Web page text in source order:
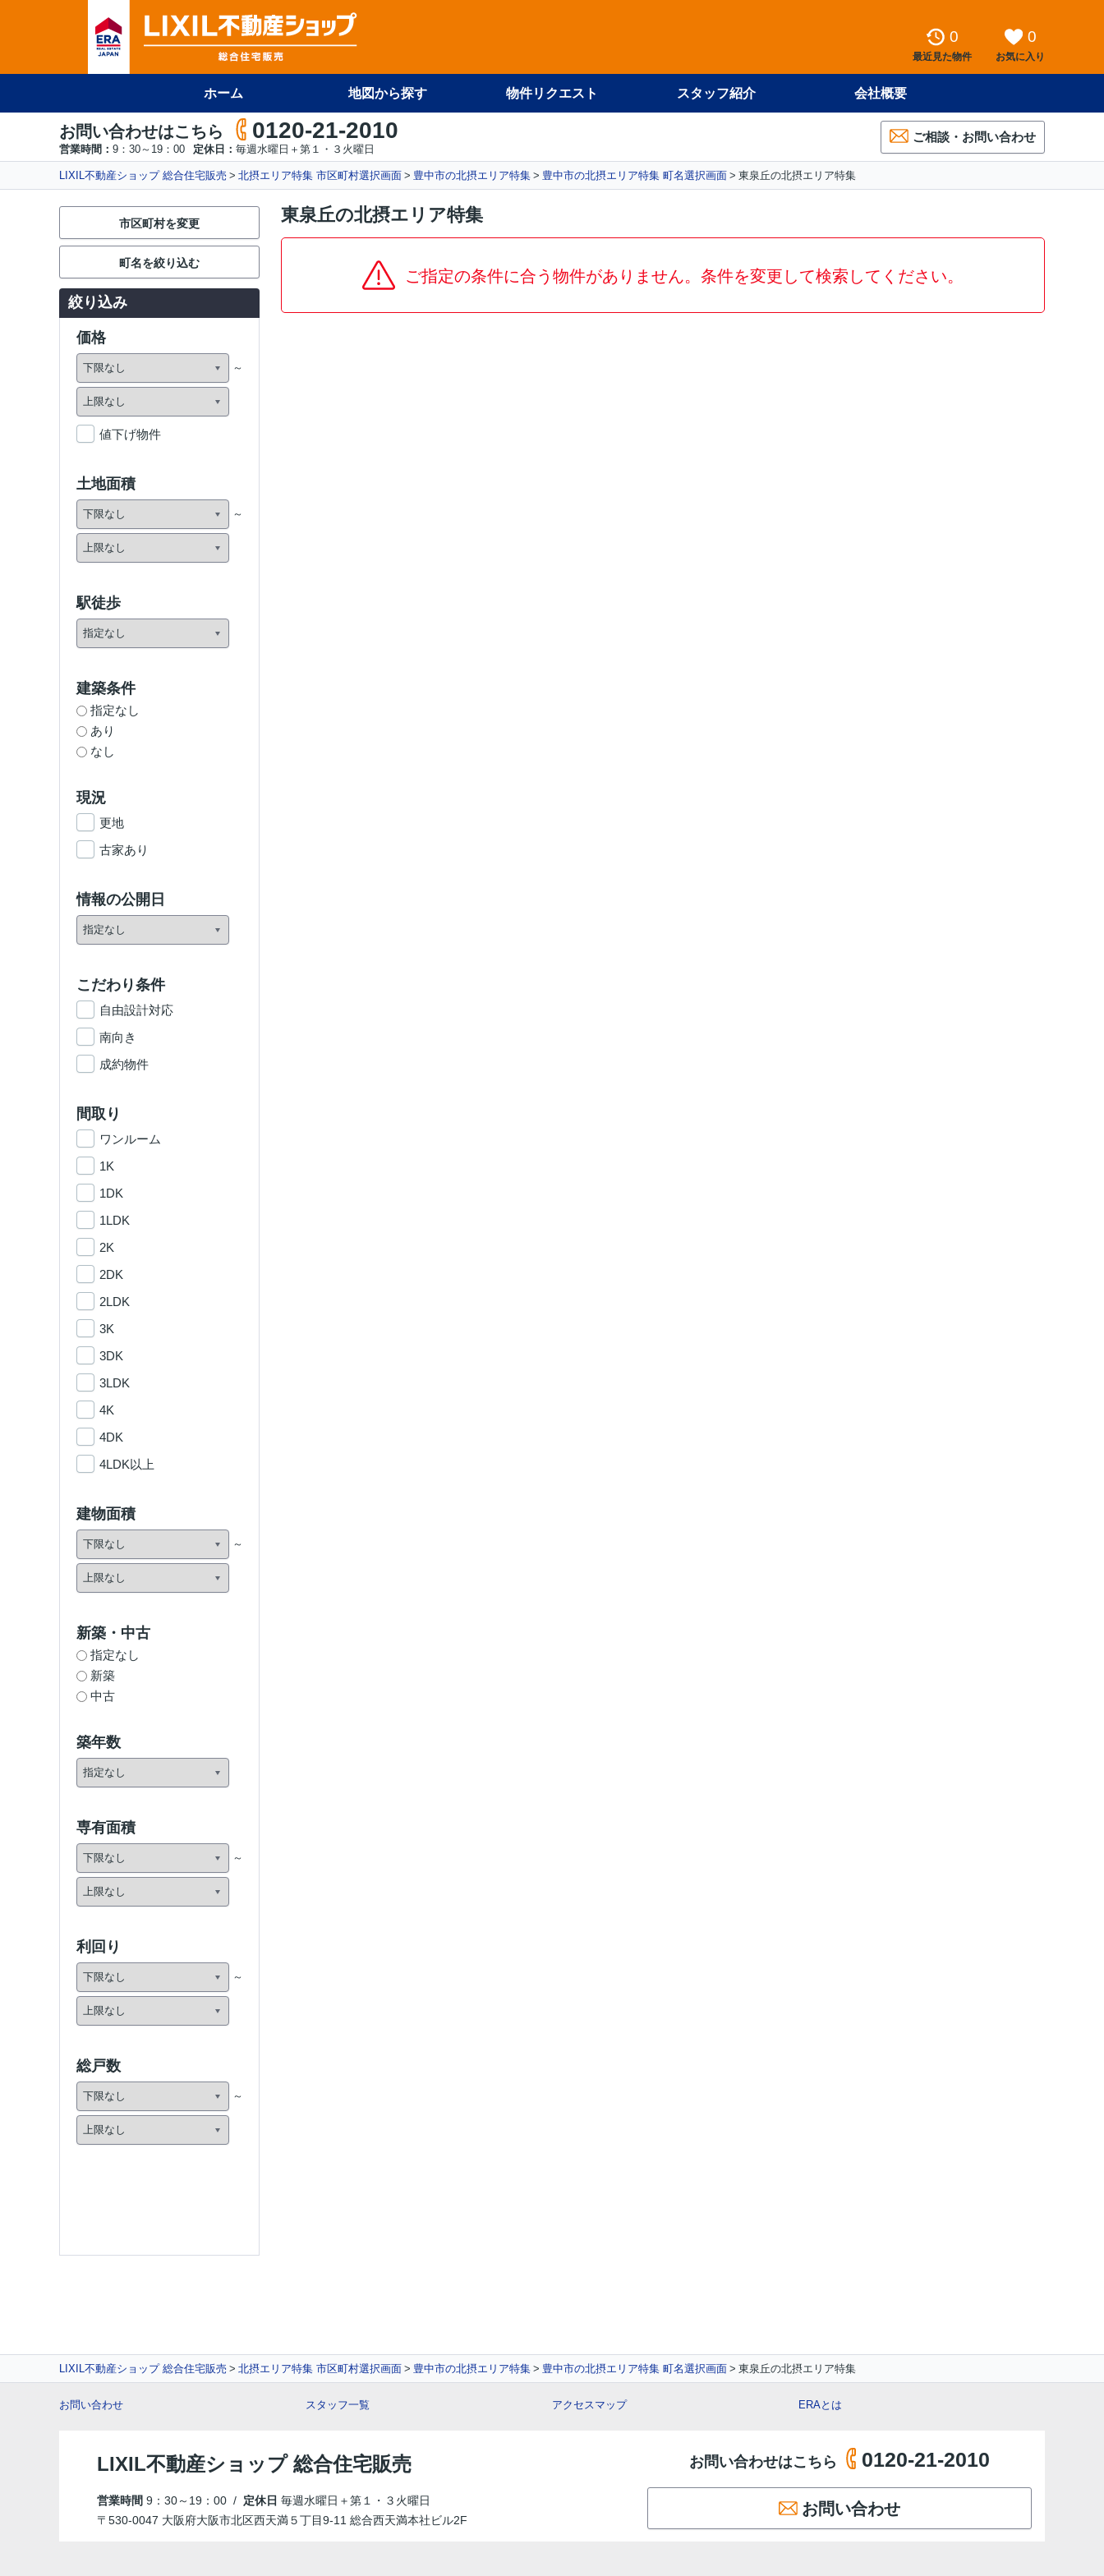
0
最近見た物件
0
お気に入り
ホーム 地図から探す 物件リクエスト スタッフ紹介 会社概要
お問い合わせはこちら 0120-21-2010
営業時間： 9：30～19：00 定休日： 毎週水曜日＋第１・３火曜日
ご相談・お問い合わせ
LIXIL不動産ショップ 総合住宅販売 北摂エリア特集 市区町村選択画面 豊中市の北摂エリア特集 豊中市の北摂エリア特集 町名選択画面 東泉丘の北摂エリア特集
東泉丘の北摂エリア特集
ご指定の条件に合う物件がありません。条件を変更して検索してください。
市区町村を変更
町名を絞り込む
絞り込み
価格
値下げ物件
土地面積
駅徒歩
建築条件
指定なし
あり
なし
現況
更地
古家あり
情報の公開日
こだわり条件
自由設計対応
南向き
成約物件
間取り
ワンルーム
1K
1DK
1LDK
2K
2DK
2LDK
3K
3DK
3LDK
4K
4DK
4LDK以上
建物面積
新築・中古
指定なし
新築
中古
築年数
専有面積
利回り
総戸数
LIXIL不動産ショップ 総合住宅販売 北摂エリア特集 市区町村選択画面 豊中市の北摂エリア特集 豊中市の北摂エリア特集 町名選択画面 東泉丘の北摂エリア特集
お問い合わせ スタッフ一覧 アクセスマップ ERAとは
LIXIL不動産ショップ 総合住宅販売
営業時間 9：30～19：00 / 定休日 毎週水曜日＋第１・３火曜日
〒530-0047 大阪府大阪市北区西天満５丁目9-11 総合西天満本社ビル2F
お問い合わせはこちら 0120-21-2010
お問い合わせ